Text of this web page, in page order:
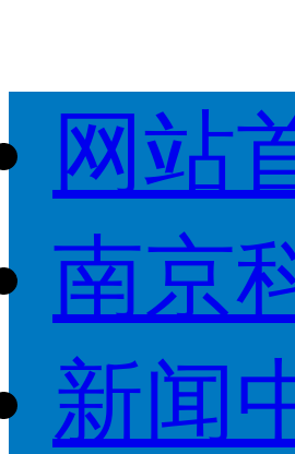
网站
南京
新闻